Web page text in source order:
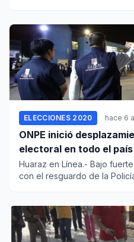
ELECCIONES 2020 hace 6
ONPE inició
electoral en todo el país
Huaraz en Línea.- Bajo
con el resguardo de la